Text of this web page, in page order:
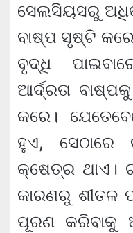
ସେଲସିୟସରୁ
ବାଷ୍ପ ସୃଷ୍ଟି
ବୃଦ୍ଧି
ଆର୍ଦ୍ରତା
କରେ।
ହୁଏ,
କ୍ଷେତ୍ର
କାରଣରୁ ଶୀତଳ
ପୂରଣ କରିବାକୁ